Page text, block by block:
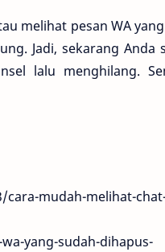
melihat pesan WA
Jadi, sekarang Anda
lalu menghilang.
cara-mudah-melihat-
yang-sudah-dihapus-